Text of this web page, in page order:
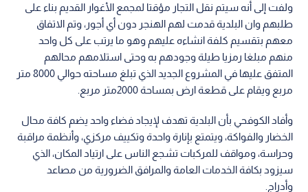
ولفت إلى أنه سيتم نقل التجار مؤقتا لمجمع الأغوار القديم بناء على
طلبهم وان البلدية قدمت لهم الهنجر دون أي أجور، وتم الاتفاق
معهم بتقسيم كلفة انشاءه عليهم وهو ما يرتب على كل واحد
منهم مبلغا رمزيا طيلة وجودهم به وحتى استلامهم محالهم
المتفق عليها في المشروع الجديد الذي تبلغ مساحته حوالي 8000 متر
مربع ويقام على قطعة ارض بمساحة 2000متر مربع.
وأفاد الكوفحي بأن البلدية تهدف لإيجاد فضاء واحد يضم كافة محال
الخضار والفواكة، ويتمتع بإنارة واحدة وتكييف مركزي، وأنظمة مراقبة
وحراسة، ومواقف للمركبات تشجع الناس على ارتياد المكان، الذي
سيزود بكافة الخدمات العامة والمرافق الضرورية من مصاعد
وأدراج.